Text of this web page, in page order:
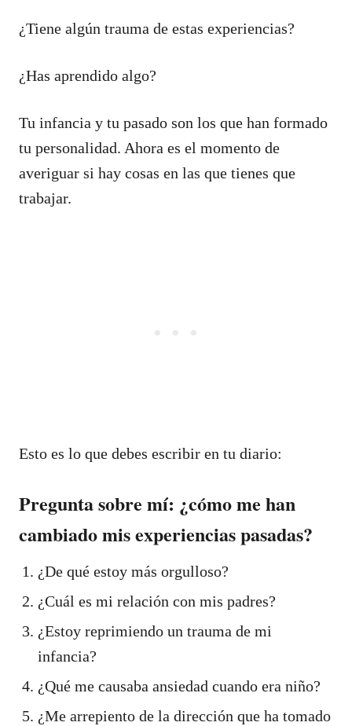
¿Tiene algún trauma de estas experiencias?
¿Has aprendido algo?
Tu infancia y tu pasado son los que han formado
tu personalidad. Ahora es el momento de
averiguar si hay cosas en las que tienes que
trabajar.
Esto es lo que debes escribir en tu diario:
Pregunta sobre mí: ¿cómo me han
cambiado mis experiencias pasadas?
¿De qué estoy más orgulloso?
¿Cuál es mi relación con mis padres?
¿Estoy reprimiendo un trauma de mi
infancia?
¿Qué me causaba ansiedad cuando era niño?
¿Me arrepiento de la dirección que ha tomado